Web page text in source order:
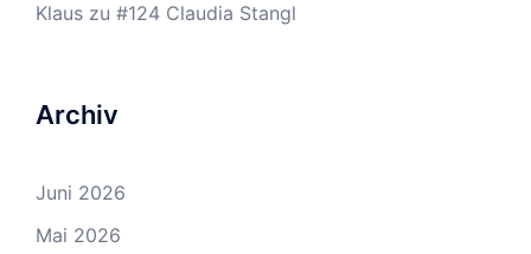
Klaus zu #124 Claudia Stangl
Archiv
Juni 2026
Mai 2026